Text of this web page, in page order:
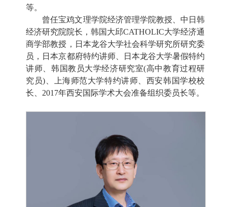
等。
曾任宝鸡文理学院经济管理学院教授、中日韩
经济研究院院长，韩国大邱CATHOLIC大学经济通
商学部教授，日本龙谷大学社会科学研究所研究委
员，日本京都府特约讲师、日本龙谷大学暑假特约
讲师、韩国教员大学经济研究室(高中教育过程研
究员)、上海师范大学特约讲师、西安韩国学校校
长、2017年西安国际学术大会准备组织委员长等。